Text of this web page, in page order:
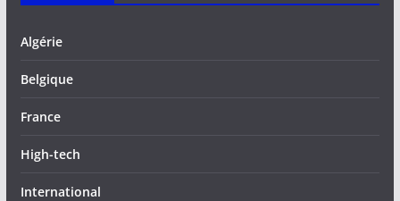
Algérie
Belgique
France
High-tech
International